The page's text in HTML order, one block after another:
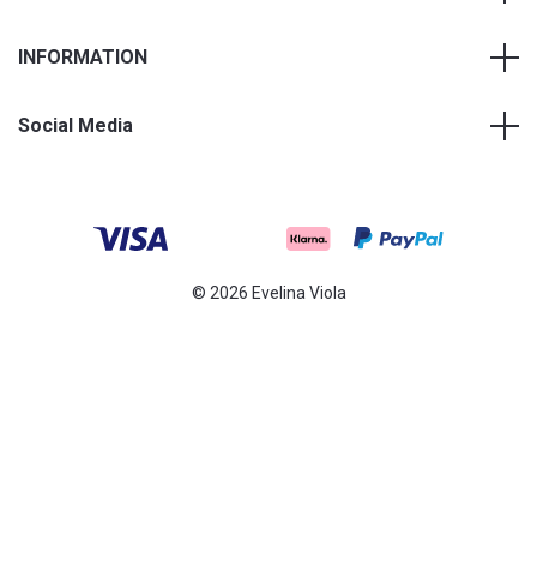
INFORMATION
Social Media
© 2026 Evelina Viola